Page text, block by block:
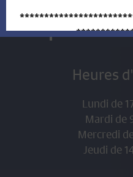
INFOS
Heures
Lundi de
Mardi de
Mercredi
Jeudi de
QUI
BIEN